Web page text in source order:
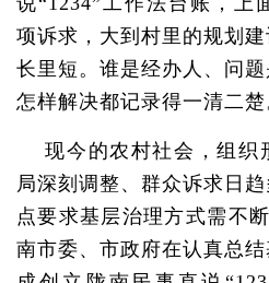
项诉求，大到村里的规划
长里短。谁是经办人、问题
怎样解决都记录得一清二楚
现今的农村社会，组织
局深刻调整、群众诉求日
点要求基层治理方式需不
南市委、市政府在认真总